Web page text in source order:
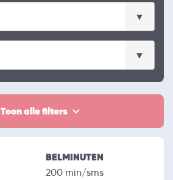
Toon alle filters
BELMINUTEN
200 min/sms